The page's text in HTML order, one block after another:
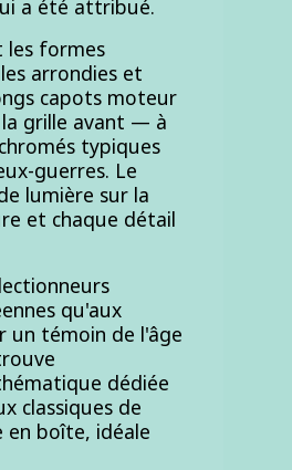
a été attribué.
les formes
arrondies et
capots moteur
grille avant — à
typiques
guerres. Le
lumière sur la
et chaque détail
qu'aux
un témoin de l'âge
dédiée
classiques de
en boîte, idéale